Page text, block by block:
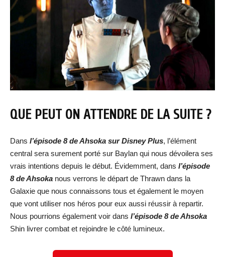
QUE PEUT ON ATTENDRE DE LA SUITE ?
Dans l’épisode 8 de Ahsoka sur Disney Plus, l’élément
central sera surement porté sur Baylan qui nous dévoilera ses
vrais intentions depuis le début. Évidemment, dans l’épisode
8 de Ahsoka nous verrons le départ de Thrawn dans la
Galaxie que nous connaissons tous et également le moyen
que vont utiliser nos héros pour eux aussi réussir à repartir.
Nous pourrions également voir dans l’épisode 8 de Ahsoka
Shin livrer combat et rejoindre le côté lumineux.